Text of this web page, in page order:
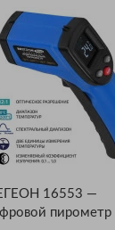
16553 —
пирометр